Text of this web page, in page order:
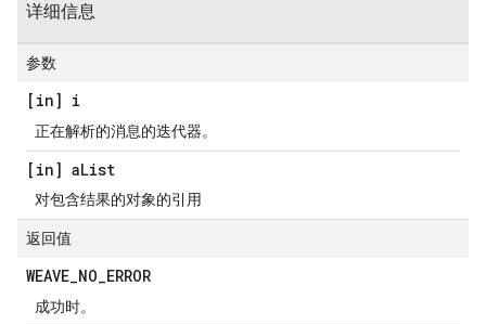
详细信息
参数
[in] i
正在解析的消息的迭代器。
[in] aList
对包含结果的对象的引用
返回值
WEAVE_NO_ERROR
成功时。